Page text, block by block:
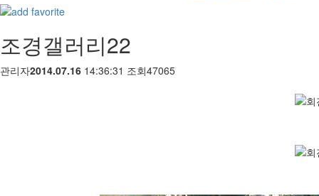
조경갤러리22
관리자2014.07.16 14:36:31 조회47065